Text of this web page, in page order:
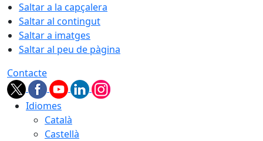
Saltar a la capçalera
Saltar al contingut
Saltar a imatges
Saltar al peu de pàgina
Contacte
Idiomes
Català
Castellà